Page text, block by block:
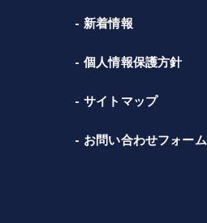
新着情報
個人情報保護方針
サイトマップ
お問い合わせフォーム